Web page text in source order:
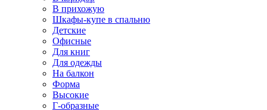
В прихожую
Шкафы-купе в спальню
Детские
Офисные
Для книг
Для одежды
На балкон
Форма
Высокие
Г-образные